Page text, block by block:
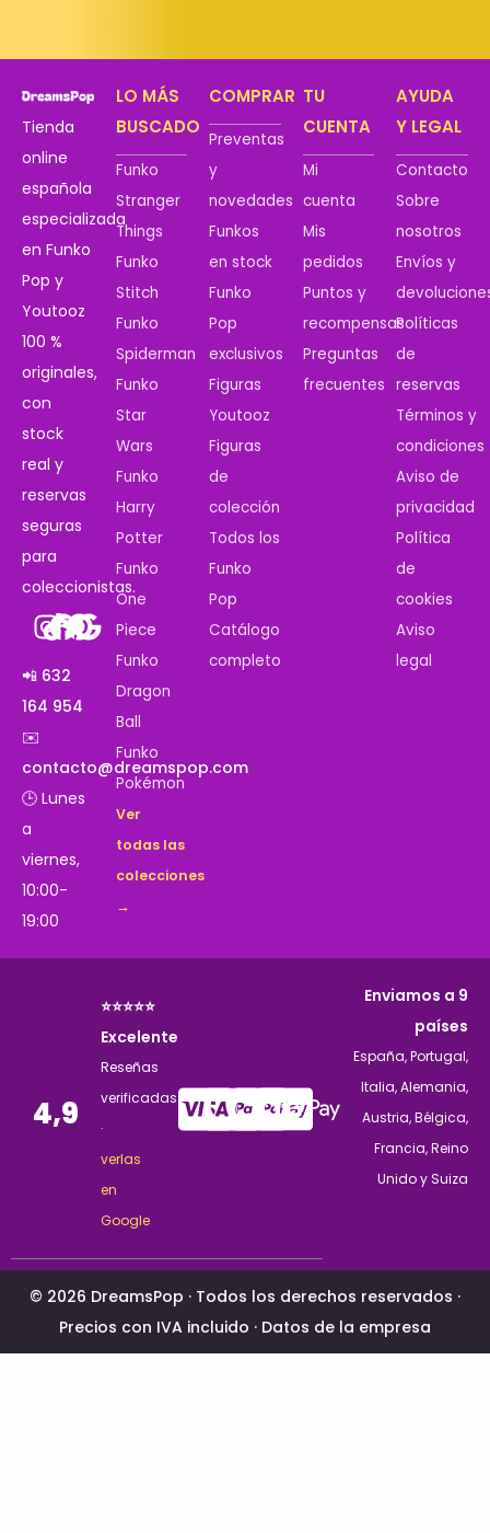
Tienda
online
española
especializada
en Funko
Pop y
Youtooz
100 %
originales,
con
stock
real y
reservas
seguras
para
coleccionistas.
📲 632
164 954
✉️
contacto@dreamspop.com
🕒 Lunes
a
viernes,
10:00-
19:00
LO MÁS
BUSCADO
Funko
Stranger
Things
Funko
Stitch
Funko
Spiderman
Funko
Star
Wars
Funko
Harry
Potter
Funko
One
Piece
Funko
Dragon
Ball
Funko
Pokémon
Ver
todas las
colecciones
→
COMPRAR
Preventas
y
novedades
Funkos
en stock
Funko
Pop
exclusivos
Figuras
Youtooz
Figuras
de
colección
Todos los
Funko
Pop
Catálogo
completo
TU
CUENTA
Mi
cuenta
Mis
pedidos
Puntos y
recompensas
Preguntas
frecuentes
AYUDA
Y LEGAL
Contacto
Sobre
nosotros
Envíos y
Políticas
de
reservas
Términos y
condiciones
Aviso de
privacidad
Política
de
cookies
Aviso
legal
4,9
⭐⭐⭐⭐⭐
Excelente
Reseñas
verificadas
·
verlas
en
Google
Enviamos a 9
países
España, Portugal,
Italia, Alemania,
Austria, Bélgica,
Francia, Reino
Unido y Suiza
© 2026 DreamsPop · Todos los derechos reservados ·
Precios con IVA incluido · Datos de la empresa